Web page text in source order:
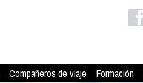
Compañeros de viaje Formación